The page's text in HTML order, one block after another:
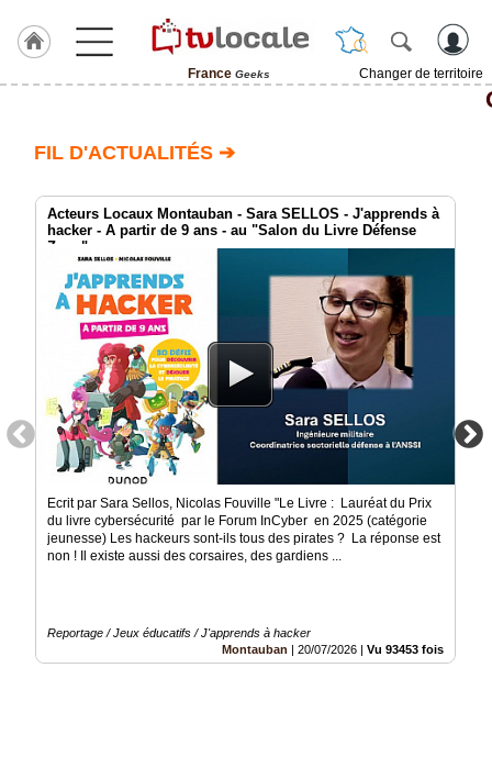
France Geeks
Changer de territoire
TvLocale
France
RUBRIQUES
Vidéos
groupe
FIL D'ACTUALITÉS ➔
Acteurs Locaux Montauban - Sara SELLOS - J'apprends à
hacker - A partir de 9 ans - au "Salon du Livre Défense
Zone"
Ecrit par Sara Sellos, Nicolas Fouville "Le Livre : Lauréat du Prix
du livre cybersécurité par le Forum InCyber en 2025 (catégorie
jeunesse) Les hackeurs sont-ils tous des pirates ? La réponse est
non ! Il existe aussi des corsaires, des gardiens ...
Reportage / Jeux éducatifs / J'apprends à hacker
Montauban
20/07/2026 Vu 93453 fois